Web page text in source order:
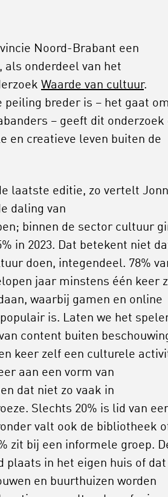
Noord-Brabant een
onderdeel van het
Waarde van cultuur.
peiling breder is – het gaat om
– geeft dit onderzoek
en creatieve leven buiten de
laatste editie, zo vertelt
daling van
binnen de sector cultuur
in 2023. Dat betekent niet
doen, integendeel. 78%
jaar minstens één keer
waarbij gamen en online
is. Laten we het
content buiten
keer zelf een culturele
aan een vorm van
dat niet zo vaak in
Slechts 20% is lid van
valt ook de bibliotheek
zit bij een informele groep.
plaats in het eigen huis of dat
en buurthuizen worden